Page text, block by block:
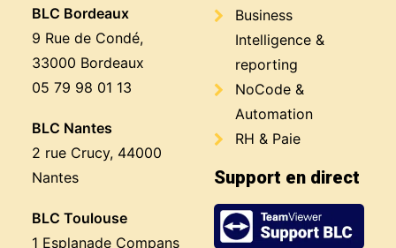
BLC Bordeaux
9 Rue de Condé,
33000 Bordeaux
05 79 98 01 13
BLC Nantes
2 rue Crucy, 44000
Nantes
BLC Toulouse
1 Esplanade Compans
Business
Intelligence &
reporting
NoCode &
Automation
RH & Paie
Support en direct